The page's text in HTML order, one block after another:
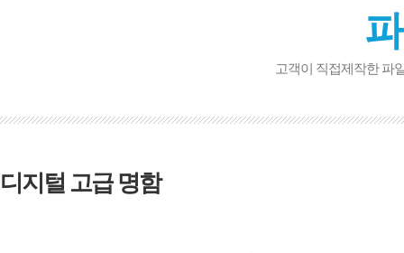
고객이 직접제작한 파
디지털 고급 명함